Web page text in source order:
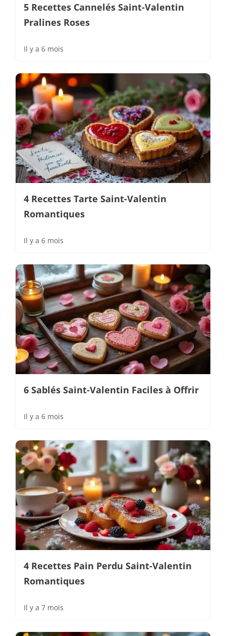
5 Recettes Cannelés Saint-Valentin
Pralines Roses
Il y a 6 mois
4 Recettes Tarte Saint-Valentin
Romantiques
Il y a 6 mois
6 Sablés Saint-Valentin Faciles à Offrir
Il y a 6 mois
4 Recettes Pain Perdu Saint-Valentin
Romantiques
Il y a 7 mois